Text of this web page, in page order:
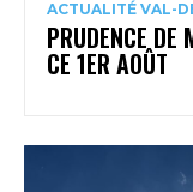
ACTUALITÉ VAL-
PRUDENCE DE
CE 1ER AOÛT